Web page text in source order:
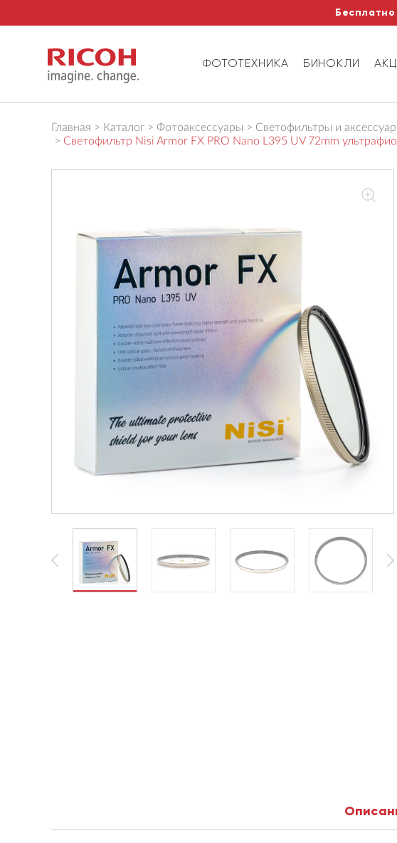
ФОТОТЕХНИКА БИНОКЛИ
Главная Каталог Фотоаксессуары Светофильтры и
Светофильтр Nisi Armor FX PRO Nano L395 UV 72mm